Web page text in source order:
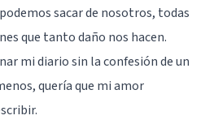
sacar de nosotros, todas
que tanto daño nos hacen.
mi diario sin la confesión de un
quería que mi amor